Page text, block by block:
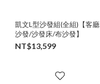
凱文L型沙發組(全組)【客廳
沙發/沙發床/布沙發】
NT$13,599